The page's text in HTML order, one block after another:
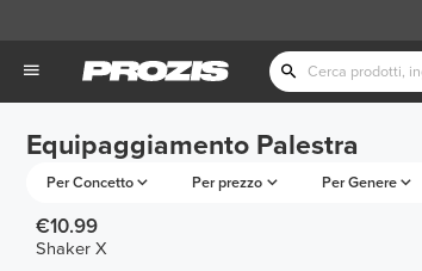
Equipaggiamento Palestra
Per Concetto Per prezzo Per Genere
€10.99
Shaker X